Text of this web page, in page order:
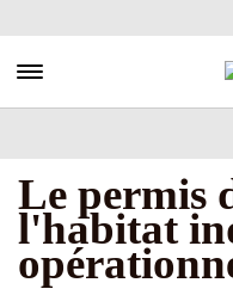
au
principal
Toggle navigation
Le permis
l'habitat